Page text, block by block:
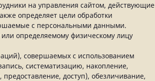
на управления сайтом, действующие
определяет цели обработки
с персональными данными.
определяемому физическому лицу
совершаемых с использованием
систематизацию, накопление,
доступ), обезличивание,